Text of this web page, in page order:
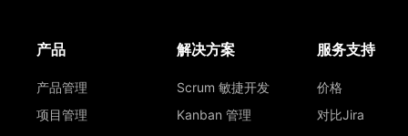
产品
产品管理
项目管理
解决方案
Scrum 敏捷开发
Kanban 管理
服务支持
价格
对比Jira